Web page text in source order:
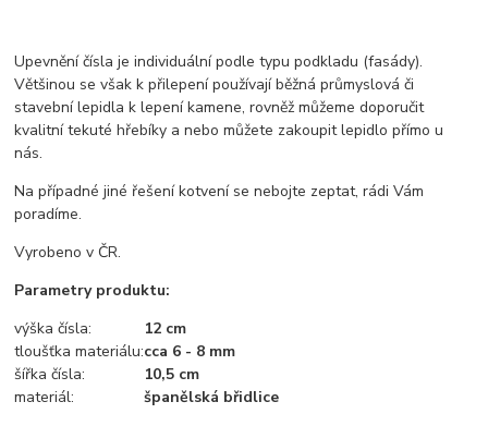
Upevnění čísla je individuální podle typu podkladu (fasády).
Většinou se však k přilepení používají běžná průmyslová či
stavební lepidla k lepení kamene, rovněž můžeme doporučit
kvalitní tekuté hřebíky a nebo můžete zakoupit lepidlo přímo u
nás.
Na případné jiné řešení kotvení se nebojte zeptat, rádi Vám
poradíme.
Vyrobeno v ČR.
Parametry produktu:
výška čísla:
12 cm
tloušťka materiálu:cca 6 - 8 mm
šířka čísla:
10,5 cm
materiál:
španělská břidlice